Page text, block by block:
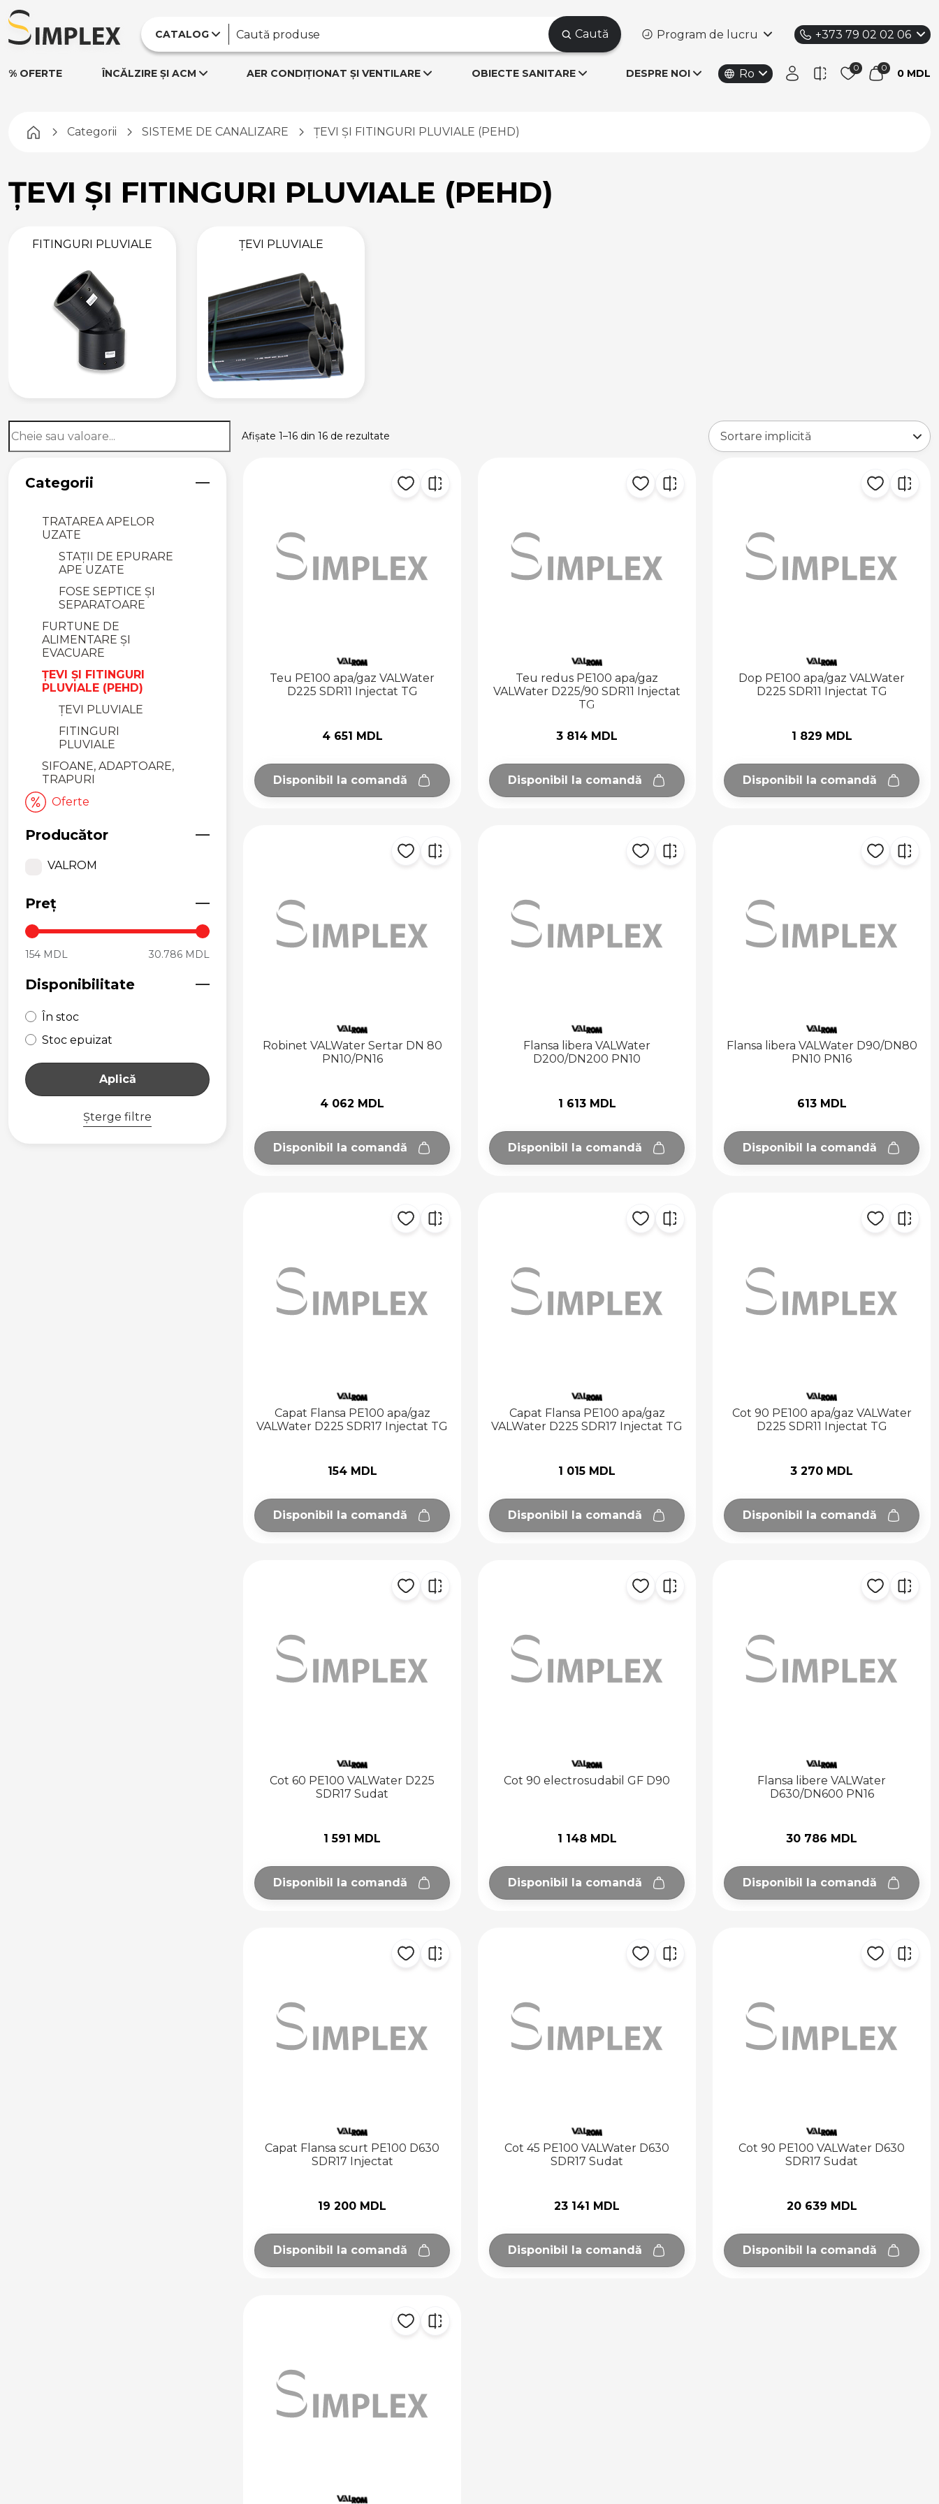
CATALOG Caută Program de lucru +373 79 02 02 06
% OFERTE ÎNCĂLZIRE ȘI ACM AER CONDIȚIONAT ȘI VENTILARE OBIECTE SANITARE DESPRE NOI Ro 0 MDL
Pagina principală
Categorii SISTEME DE CANALIZARE ȚEVI ȘI FITINGURI PLUVIALE (PEHD)
ȚEVI ȘI FITINGURI PLUVIALE (PEHD)
FITINGURI PLUVIALE ȚEVI PLUVIALE
Afișate 1–16 din 16 de rezultate
Categorii
SISTEME DE CANALIZARE
ȚEVI CANALIZARE
EXTERIOARĂ
EXTERIOARĂ
INTERIOARĂ
ȚEVI CANALIZARE
INTERIOARĂ
FITINGURI
CANALIZARE
INTERIOARĂ
FONOABSORBANTĂ
FITINGURI
FONOABSORBANTĂ
TRATAREA APELOR
UZATE
STAȚII DE EPURARE
APE UZATE
FOSE SEPTICE ȘI
SEPARATOARE
FURTUNE DE
ALIMENTARE ȘI
EVACUARE
ȚEVI ȘI FITINGURI
PLUVIALE (PEHD)
ȚEVI PLUVIALE
FITINGURI
PLUVIALE
SIFOANE, ADAPTOARE,
TRAPURI
Oferte
Producător
VALROM
Preț
154 MDL 30.786 MDL
Disponibilitate
În stoc
Stoc epuizat
Aplică
Șterge filtre
Teu PE100 apa/gaz VALWater
D225 SDR11 Injectat TG
4 651 MDL
Disponibil la comandă
Teu redus PE100 apa/gaz
VALWater D225/90 SDR11 Injectat
TG
3 814 MDL
Disponibil la comandă
Dop PE100 apa/gaz VALWater
D225 SDR11 Injectat TG
1 829 MDL
Disponibil la comandă
Robinet VALWater Sertar DN 80
PN10/PN16
4 062 MDL
Disponibil la comandă
Flansa libera VALWater
D200/DN200 PN10
1 613 MDL
Disponibil la comandă
Flansa libera VALWater D90/DN80
PN10 PN16
613 MDL
Disponibil la comandă
Capat Flansa PE100 apa/gaz
VALWater D225 SDR17 Injectat TG
154 MDL
Disponibil la comandă
Capat Flansa PE100 apa/gaz
VALWater D225 SDR17 Injectat TG
1 015 MDL
Disponibil la comandă
Cot 90 PE100 apa/gaz VALWater
D225 SDR11 Injectat TG
3 270 MDL
Disponibil la comandă
Cot 60 PE100 VALWater D225
SDR17 Sudat
1 591 MDL
Disponibil la comandă
Cot 90 electrosudabil GF D90
1 148 MDL
Disponibil la comandă
Flansa libere VALWater
D630/DN600 PN16
30 786 MDL
Disponibil la comandă
Capat Flansa scurt PE100 D630
SDR17 Injectat
19 200 MDL
Disponibil la comandă
Cot 45 PE100 VALWater D630
SDR17 Sudat
23 141 MDL
Disponibil la comandă
Cot 90 PE100 VALWater D630
SDR17 Sudat
20 639 MDL
Disponibil la comandă